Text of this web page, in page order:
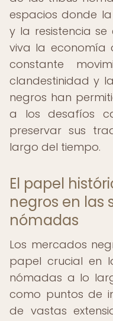
espacios donde
y la resistencia
viva la economía
constante
clandestinidad y
negros han
a los desafíos
preservar sus
largo del tiempo.
El papel
negros en las
nómadas
Los mercados
papel crucial en
nómadas a lo
como puntos de
de vastas